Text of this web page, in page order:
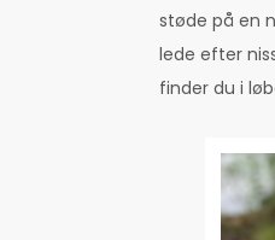
støde på en
lede efter
finder du i